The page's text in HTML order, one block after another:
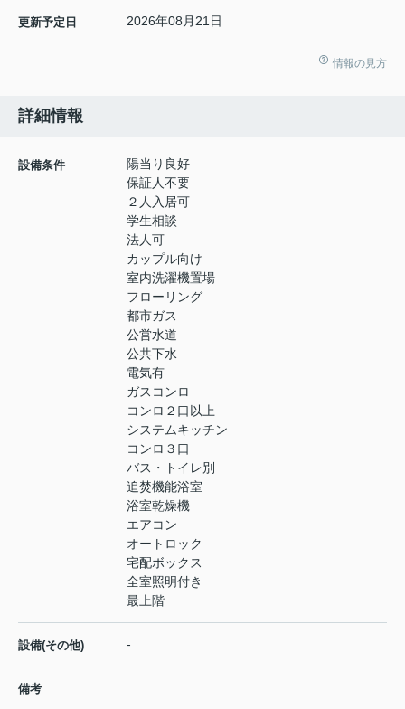
更新予定日 2026年08月21日
情報の見方
詳細情報
設備条件
陽当り良好
保証人不要
２人入居可
学生相談
法人可
カップル向け
室内洗濯機置場
フローリング
都市ガス
公営水道
公共下水
電気有
ガスコンロ
コンロ２口以上
システムキッチン
コンロ３口
バス・トイレ別
追焚機能浴室
浴室乾燥機
エアコン
オートロック
宅配ボックス
全室照明付き
最上階
設備(その他) -
備考